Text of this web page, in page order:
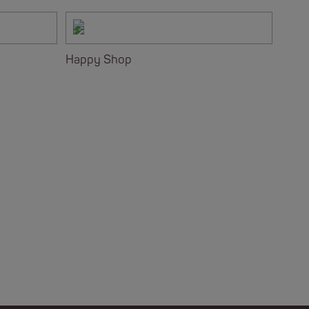
Happy Shop